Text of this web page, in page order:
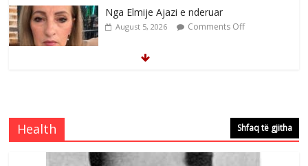
Nga Elmije Ajazi e nderuar
August 5, 2026 Comments Off
Comments Off
Health Shfaq të gjitha